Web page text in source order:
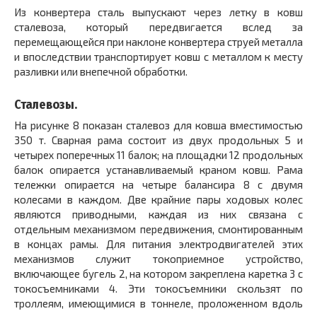
Из конвертера сталь выпускают через летку в ковш
сталевоза, который передвигается вслед за
перемещающейся при наклоне конвертера струей металла
и впоследствии транспортирует ковш с металлом к месту
разливки или внепечной обработки.
Сталевозы.
На рисунке 8 показан сталевоз для ковша вместимостью
350 т. Сварная рама состоит из двух продольных 5и
четырех поперечных11балок; на площадки12продольных
балок опирается устанавливаемый краном ковш. Рама
тележки опирается на четыре балансира 8с двумя
колесами в каждом. Две крайние пары ходовых колес
являются приводными, каждая из них связана с
отдельным механизмом передвижения, смонтированным
в концах рамы. Для питания электродвигателей этих
механизмов служит токоприемное устройство,
включающее бугель 2,на котором закреплена каретка 3 с
токосъемниками4. Эти токосъемники скользят по
троллеям, имеющимися в тоннеле, проложенном вдоль